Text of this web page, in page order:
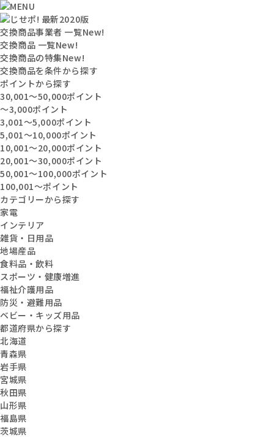
交換商品事業者 一覧New!
交換商品 一覧New!
交換商品の特集New!
交換商品を条件から探す
ポイントから探す
30,001〜50,000ポイント
〜3,000ポイント
3,001〜5,000ポイント
5,001〜10,000ポイント
10,001〜20,000ポイント
20,001〜30,000ポイント
50,001〜100,000ポイント
100,001〜ポイント
カテゴリーから探す
家電
インテリア
雑貨・日用品
地場産品
食料品・飲料
スポーツ・健康増進
福祉介護用品
防災・避難用品
ベビー・キッズ用品
都道府県から探す
北海道
青森県
岩手県
宮城県
秋田県
山形県
福島県
茨城県